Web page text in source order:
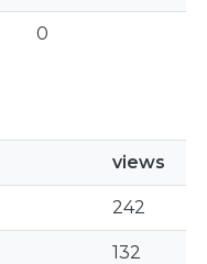
0
views
242
132